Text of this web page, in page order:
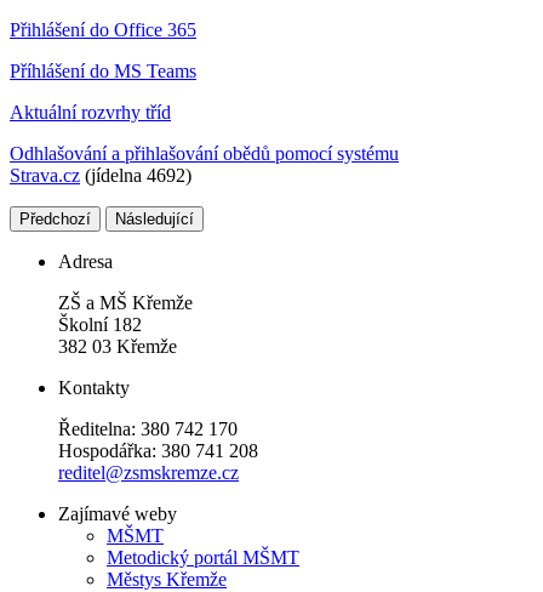
Přihlášení do Office 365
Příhlášení do MS Teams
Aktuální rozvrhy tříd
Odhlašování a přihlašování obědů pomocí systému
Strava.cz (jídelna 4692)
Předchozí Následující
Adresa
ZŠ a MŠ Křemže
Školní 182
382 03 Křemže
Kontakty
Ředitelna: 380 742 170
Hospodářka: 380 741 208
reditel@zsmskremze.cz
Zajímavé weby
MŠMT
Metodický portál MŠMT
Městys Křemže